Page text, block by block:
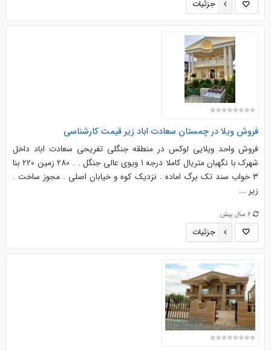
جزئیات
فروش ویلا در چمستان سعادت اباد زیر قیمت کارشناسی
فروش واحد ویلایی لوکس در منطقه جنگلی تفریحی سعادت اباد داخل
شهرک با نگهبان متریال کاملا درجه 1 ویوی عالی جنگل . . 280 زمین 220 بنا
3 خواب سند تک برگ اماده . نزدیک کوه و خیابان اصلی . مجوز ساخت .
زیر ...
6 سال پیش
جزئیات